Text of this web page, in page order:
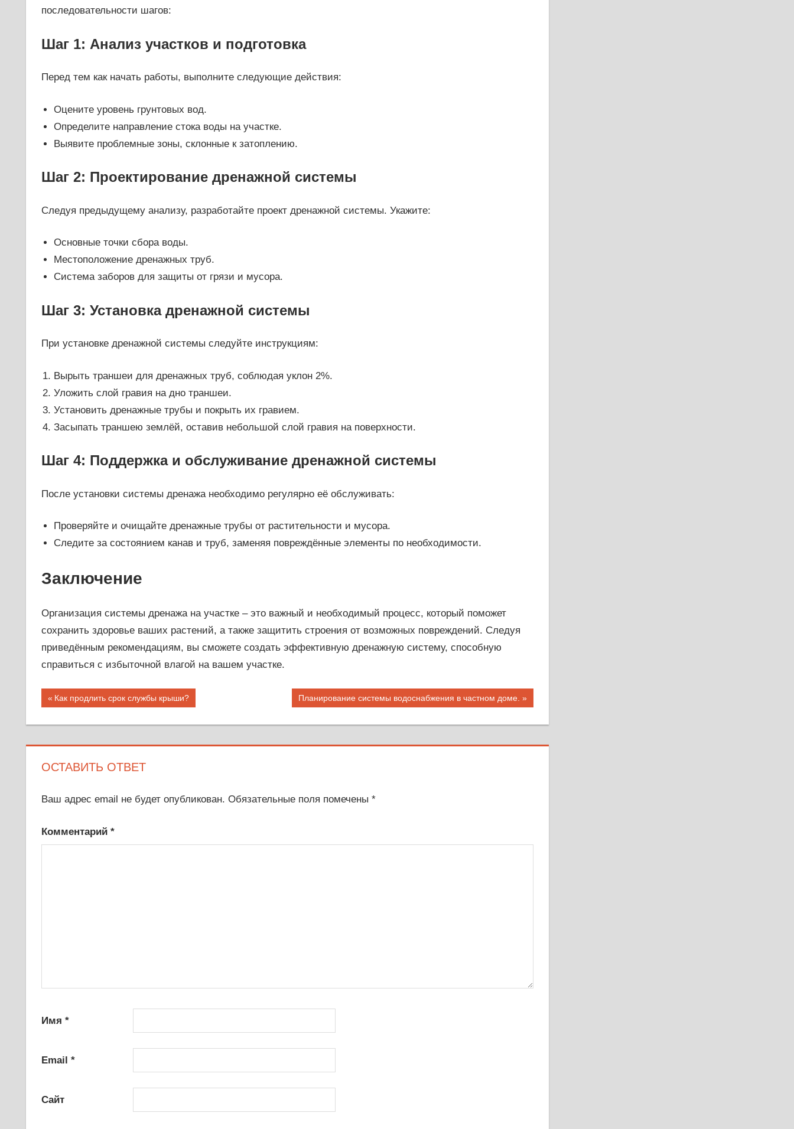
последовательности шагов:
Шаг 1: Анализ участков и подготовка
Перед тем как начать работы, выполните следующие действия:
Оцените уровень грунтовых вод.
Определите направление стока воды на участке.
Выявите проблемные зоны, склонные к затоплению.
Шаг 2: Проектирование дренажной системы
Следуя предыдущему анализу, разработайте проект дренажной системы. Укажите:
Основные точки сбора воды.
Местоположение дренажных труб.
Система заборов для защиты от грязи и мусора.
Шаг 3: Установка дренажной системы
При установке дренажной системы следуйте инструкциям:
Вырыть траншеи для дренажных труб, соблюдая уклон 2%.
Уложить слой гравия на дно траншеи.
Установить дренажные трубы и покрыть их гравием.
Засыпать траншею землёй, оставив небольшой слой гравия на поверхности.
Шаг 4: Поддержка и обслуживание дренажной системы
После установки системы дренажа необходимо регулярно её обслуживать:
Проверяйте и очищайте дренажные трубы от растительности и мусора.
Следите за состоянием канав и труб, заменяя повреждённые элементы по необходимости.
Заключение
Организация системы дренажа на участке – это важный и необходимый процесс, который поможет
сохранить здоровье ваших растений, а также защитить строения от возможных повреждений. Следуя
приведённым рекомендациям, вы сможете создать эффективную дренажную систему, способную
справиться с избыточной влагой на вашем участке.
Навигация
по
записям
Предыдущая
Как продлить срок службы крыши?
Следующая
Планирование системы водоснабжения в частном доме.
ОСТАВИТЬ ОТВЕТ
Ваш адрес email не будет опубликован. Обязательные поля помечены *
Комментарий *
Имя *
Email *
Сайт